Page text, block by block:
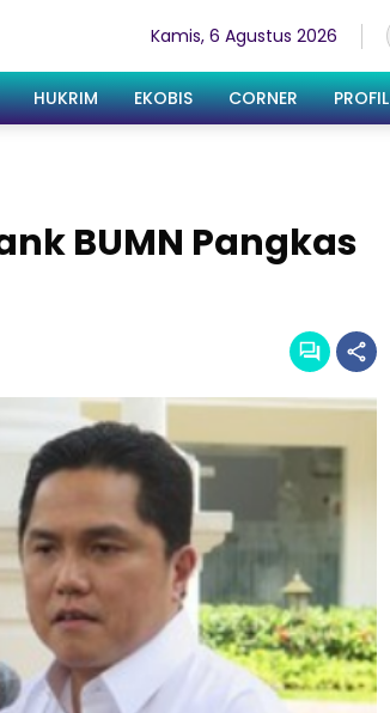
Kamis, 6 Agustus 2026
HUKRIM EKOBIS CORNER PROFIL
BUMN Pangkas